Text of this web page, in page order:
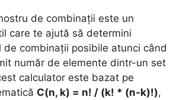
de combinații este un
care te ajută să determini
de combinații posibile atunci când
număr de elemente dintr-un set
calculator este bazat pe
C(n, k) = n! / (k! * (n-k)!),